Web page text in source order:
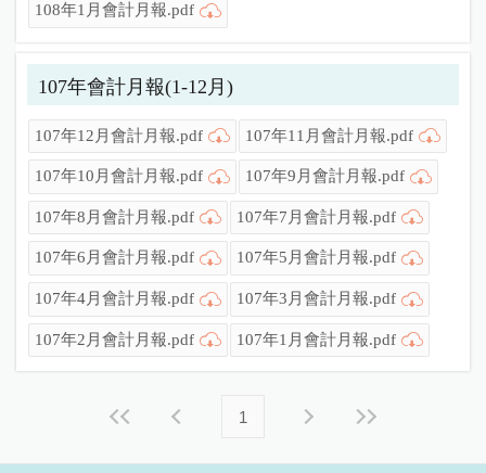
108年1月會計月報.pdf
107年會計月報(1-12月)
107年12月會計月報.pdf 107年11月會計月報.pdf
107年10月會計月報.pdf 107年9月會計月報.pdf
107年8月會計月報.pdf 107年7月會計月報.pdf
107年6月會計月報.pdf 107年5月會計月報.pdf
107年4月會計月報.pdf 107年3月會計月報.pdf
107年2月會計月報.pdf 107年1月會計月報.pdf
1